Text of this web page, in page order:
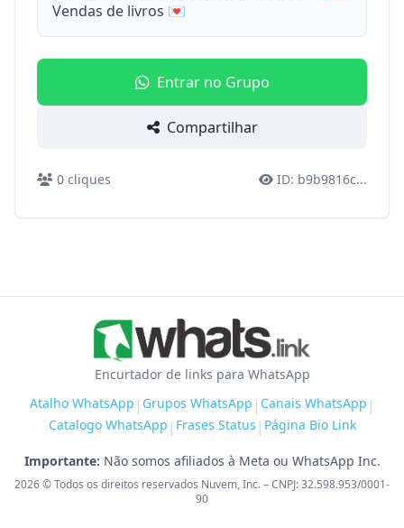
Vendas de livros 💌
Entrar no Grupo
Compartilhar
0 cliques ID: b9b9816c...
Encurtador de links para WhatsApp
Atalho WhatsApp | Grupos WhatsApp | Canais WhatsApp |
Catalogo WhatsApp | Frases Status | Página Bio Link
Importante: Não somos afiliados à Meta ou WhatsApp Inc.
2026© Todos os direitos reservados Nuvem, Inc. – CNPJ: 32.598.953/0001-
90